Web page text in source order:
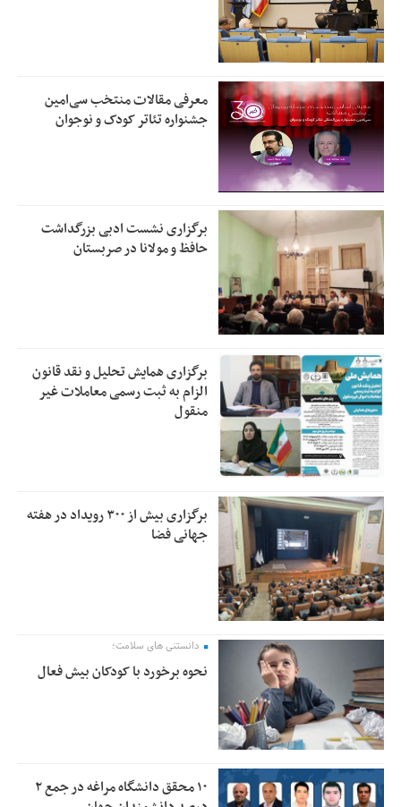
معرفی مقالات منتخب سی‌امین
جشنواره تئاتر کودک و نوجوان
برگزاری نشست ادبی بزرگداشت
حافظ و مولانا در صربستان
برگزاری همایش تحلیل و نقد قانون
الزام به ثبت رسمی معاملات غیر
منقول
برگزاری بیش از ۳۰۰ رویداد در هفته
جهانی فضا
دانستنی های سلامت؛
نحوه برخورد با کودکان بیش فعال
۱۰ محقق دانشگاه مراغه در جمع ۲